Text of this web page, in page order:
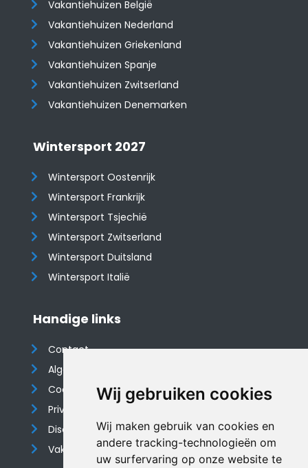
Wij gebruiken cookies
Wij maken gebruik van cookies en
andere tracking-technologieën om
uw surfervaring op onze website te
Vakantiehuizen België
Vakantiehuizen Nederland
Vakantiehuizen Griekenland
Vakantiehuizen Spanje
​​​​​​​Vakantiehuizen Zwitserland
Vakantiehuizen Denemarken
Wintersport 2027
Wintersport Oostenrijk
Wintersport Frankrijk
Wintersport Tsjechië
Wintersport Zwitserland
Wintersport Duitsland
Wintersport Italië
Handige links
Contact
Algemene voorwaarden
Cookieverklaring
Privacyverklaring
Disclaimer
Vakantiehuis website